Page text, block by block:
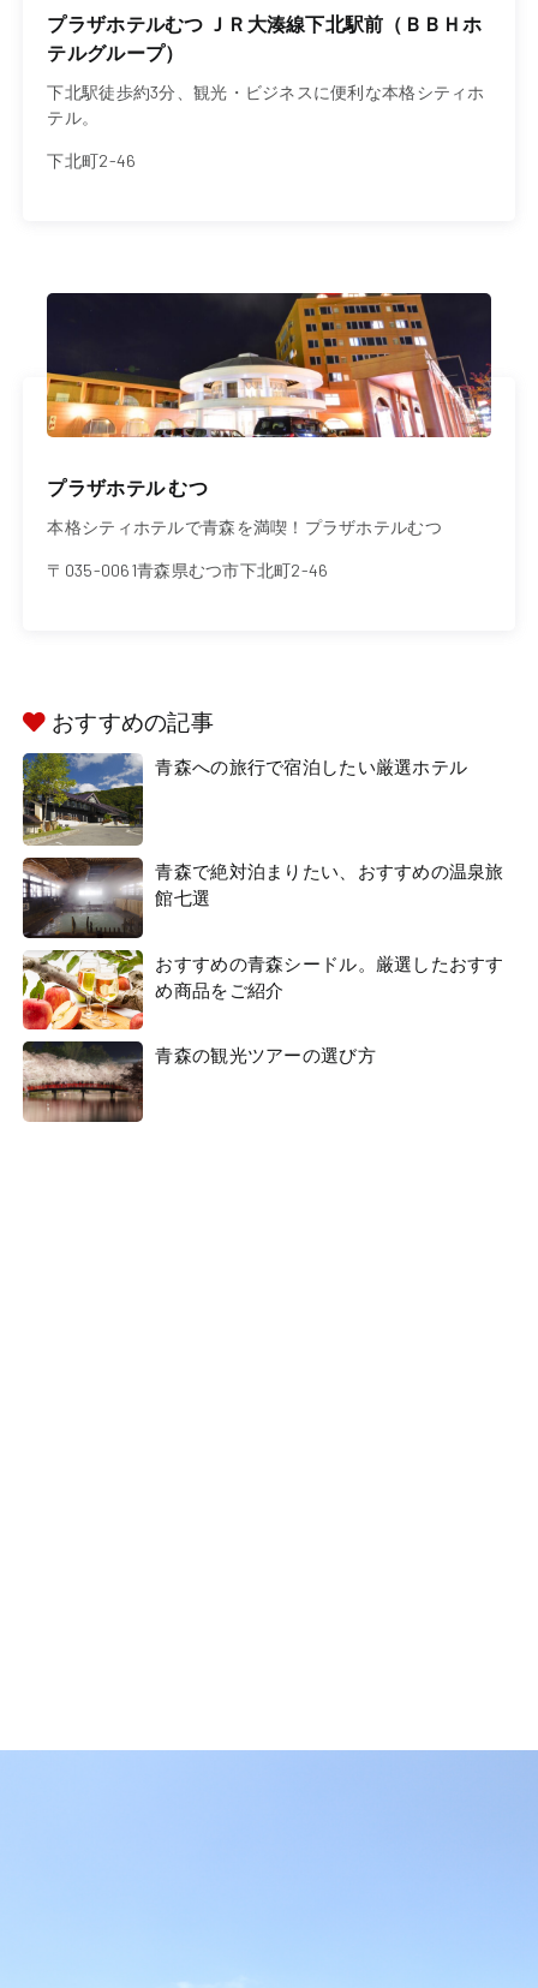
プラザホテルむつ ＪＲ大湊線下北駅前（ＢＢＨホ
テルグループ）
下北駅徒歩約3分、観光・ビジネスに便利な本格シティホ
テル。
下北町2-46
プラザホテル むつ
本格シティホテルで青森を満喫！プラザホテルむつ
〒035-0061青森県むつ市下北町2-46
おすすめの記事
青森への旅行で宿泊したい厳選ホテル
青森で絶対泊まりたい、おすすめの温泉旅
館七選
おすすめの青森シードル。厳選したおすす
め商品をご紹介
青森の観光ツアーの選び方